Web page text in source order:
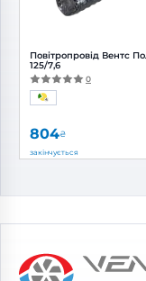
Повітропровід Вентс
125/7,6
0
804₴
закінчується
Артикул:
Діаметр: